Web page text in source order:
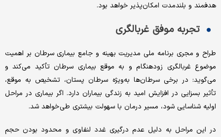
هدفمند و بلندمدت امکان‌پذیر خواهد بود.
تجربه موفق غربالگری
طراح و مجری برنامه ملی مدیریت بهینه و جامع بیماری سرطان بر اهمیت
موضوع غربالگری زودهنگام و به موقع بیماری سرطان تأکید می‌کند و
می‌گوید: در برخی سرطان‌ها به‌ویژه سرطان پستان، تشخیص به‌ موقع،
تأثیر بسزایی در افزایش امید به زندگی بیماران دارد. اگر بیماری در مراحل
اولیه شناسایی شود، مسیر درمان با سهولت بیشتری طی خواهد شد.
در این مراحل به دلیل عدم درگیری غدد لنفاوی و محدود بودن حجم